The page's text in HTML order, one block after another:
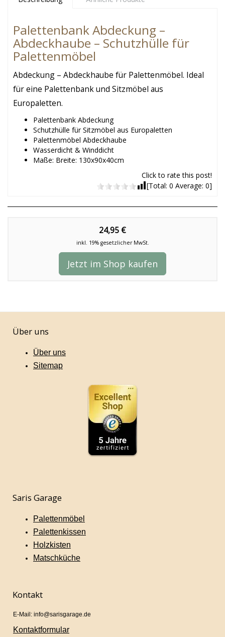
Palettenbank Abdeckung –
Abdeckhaube – Schutzhülle für
Palettenmöbel
Abdeckung – Abdeckhaube für Palettenmöbel. Ideal
für eine Palettenbank und Sitzmöbel aus
Europaletten.
Palettenbank Abdeckung
Schutzhülle für Sitzmöbel aus Europaletten
Palettenmöbel Abdeckhaube
Wasserdicht & Winddicht
Maße: Breite: 130x90x40cm
Click to rate this post!
[Total: 0 Average: 0]
24,95 €
inkl. 19% gesetzlicher MwSt.
Jetzt im Shop kaufen
Über uns
Über uns
Sitemap
Saris Garage
Palettenmöbel
Palettenkissen
Holzkisten
Matschküche
Kontakt
E-Mail: info@sarisgarage.de
Kontaktformular